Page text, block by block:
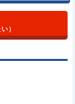
）